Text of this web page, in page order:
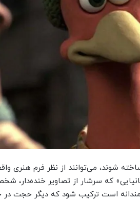
شوند، می‌توانند از نظر فرم هنری
که سرشار از تصاویر
است ترکیب شود که دیگر حجت در